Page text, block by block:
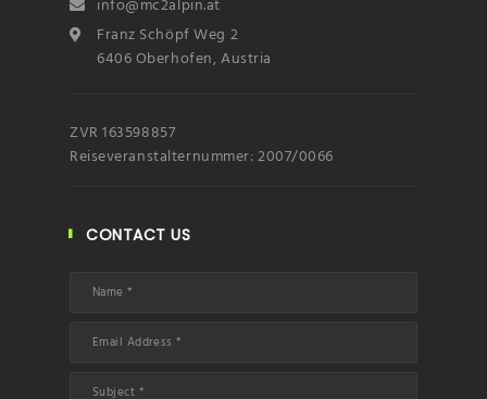
info@mc2alpin.at
Franz Schöpf Weg 2
6406 Oberhofen, Austria
ZVR 163598857
Reiseveranstalternummer: 2007/0066
CONTACT US